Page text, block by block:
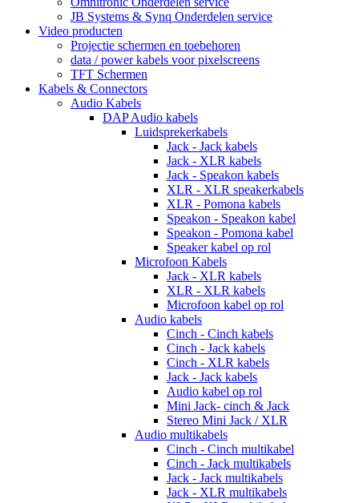
JB Systems & Synq Onderdelen service
Video producten
Projectie schermen en toebehoren
data / power kabels voor pixelscreens
TFT Schermen
Kabels & Connectors
Audio Kabels
DAP Audio kabels
Luidsprekerkabels
Jack - Jack kabels
Jack - XLR kabels
Jack - Speakon kabels
XLR - XLR speakerkabels
XLR - Pomona kabels
Speakon - Speakon kabel
Speakon - Pomona kabel
Speaker kabel op rol
Microfoon Kabels
Jack - XLR kabels
XLR - XLR kabels
Microfoon kabel op rol
Audio kabels
Cinch - Cinch kabels
Cinch - Jack kabels
Cinch - XLR kabels
Jack - Jack kabels
Audio kabel op rol
Mini Jack- cinch & Jack
Stereo Mini Jack / XLR
Audio multikabels
Cinch - Cinch multikabel
Cinch - Jack multikabels
Jack - Jack multikabels
Jack - XLR multikabels